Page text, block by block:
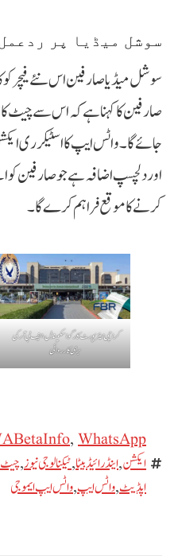
سوشل میڈیا پر
سوشل میڈیا صارفین اس نئے فیچر
صارفین کا کہنا ہے کہ اس سے چیٹ کا
جائے گا۔ واٹس ایپ کا اسٹیکر ری
اور دلچسپ اضافہ ہے جو صارفین کو
کرنے کا موقع فراہم کرے گا۔
کراچی ایئرپورٹ کارگو اسکینڈل، ایف بی آر کی
بڑی کارروائی
, WhatsApp فیچر
ایکشن,اینڈرائیڈ بیٹا,ٹیکنالوجی نیوز,چیٹ
اپڈیٹ,واٹس ایپ,واٹس ایپ ایموجی